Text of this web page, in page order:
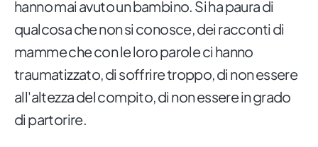
hanno mai avuto un bambino. Si ha paura di
qualcosa che non si conosce, dei racconti di
mamme che con le loro parole ci hanno
traumatizzato, di soffrire troppo, di non essere
all'altezza del compito, di non essere in grado
di partorire.